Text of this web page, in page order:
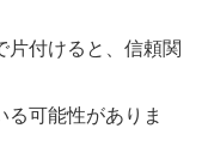
片付けると、信頼関
る可能性がありま